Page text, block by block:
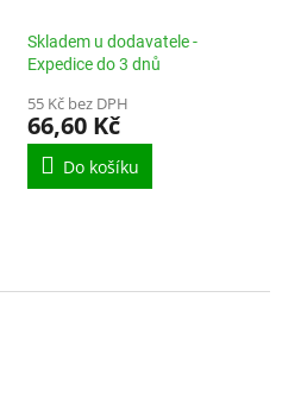
Skladem u dodavatele -
Expedice do 3 dnů
55 Kč bez DPH
66,60 Kč
Do košíku